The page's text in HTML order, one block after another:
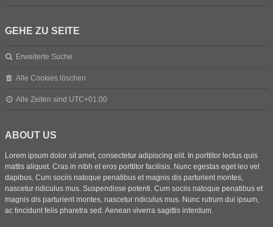
GEHE ZU SEITE
Erweiterte Suche
Alle Cookies löschen
Alle Zeiten sind UTC+01:00
ABOUT US
Lorem ipsum dolor sit amet, consectetur adipiscing elit. In porttitor lectus quis
mattis aliquet. Cras in nibh et eros porttitor facilisis. Nunc egestas eget leo vel
dapibus. Cum sociis natoque penatibus et magnis dis parturient montes,
nascetur ridiculus mus. Suspendisse potenti. Cum sociis natoque penatibus et
magnis dis parturient montes, nascetur ridiculus mus. Nunc rutrum dui ipsum,
ac tincidunt felis pharetra sed. Aenean viverra sagittis interdum.